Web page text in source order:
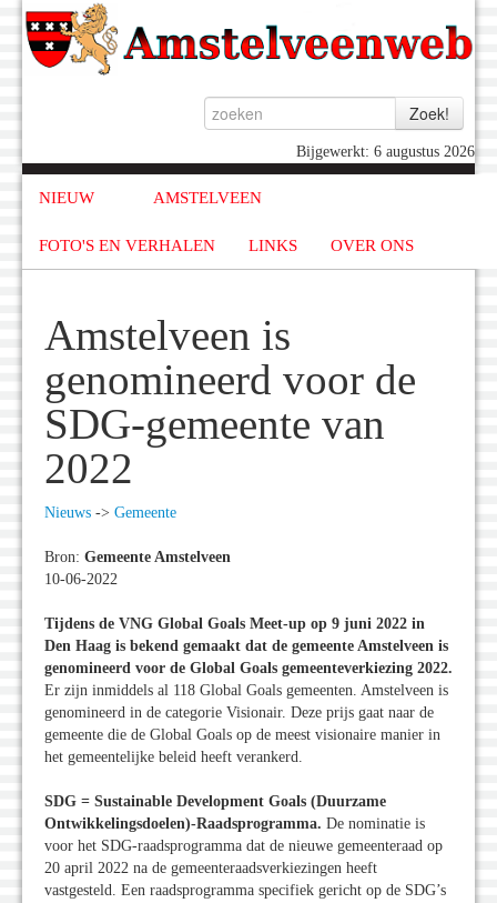
Bijgewerkt: 6 augustus 2026
NIEUW AMSTELVEEN
FOTO'S EN VERHALEN LINKS OVER ONS
Amstelveen is
genomineerd voor de
SDG-gemeente van
2022
Nieuws -> Gemeente
Bron: Gemeente Amstelveen
10-06-2022
Tijdens de VNG Global Goals Meet-up op 9 juni 2022 in
Den Haag is bekend gemaakt dat de gemeente Amstelveen is
genomineerd voor de Global Goals gemeenteverkiezing 2022.
Er zijn inmiddels al 118 Global Goals gemeenten. Amstelveen is
genomineerd in de categorie Visionair. Deze prijs gaat naar de
gemeente die de Global Goals op de meest visionaire manier in
het gemeentelijke beleid heeft verankerd.
SDG = Sustainable Development Goals (Duurzame
Ontwikkelingsdoelen)-Raadsprogramma. De nominatie is
voor het SDG-raadsprogramma dat de nieuwe gemeenteraad op
20 april 2022 na de gemeenteraadsverkiezingen heeft
vastgesteld. Een raadsprogramma specifiek gericht op de SDG’s